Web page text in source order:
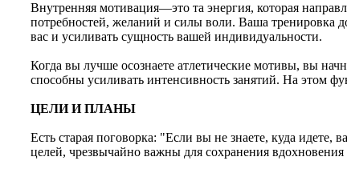
Внутренняя мотивация—это та энергия, которая
потребностей, желаний и силы воли. Ваша тренировка
вас и усиливать сущность вашей индивидуальности.
Когда вы лучше осознаете атлетические мотивы, вы
способны усиливать интенсивность занятий. На этом
ЦЕЛИ И ПЛАНЫ
Есть старая поговорка: "Если вы не знаете, куда идете,
целей, чрезвычайно важны для сохранения вдохновения